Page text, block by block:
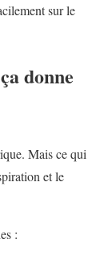
sur le
donne
Mais ce qui
et le
: